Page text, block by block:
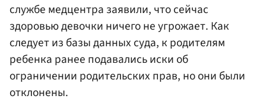
службе медцентра заявили, что сейчас
здоровью девочки ничего не угрожает. Как
следует из базы данных суда, к родителям
ребенка ранее подавались иски об
ограничении родительских прав, но они были
отклонены.